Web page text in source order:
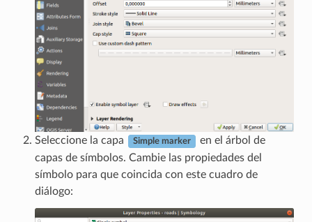
Seleccione la capa Simple marker
en el árbol de
capas de símbolos. Cambie las propiedades del
símbolo para que coincida con este cuadro de
diálogo: